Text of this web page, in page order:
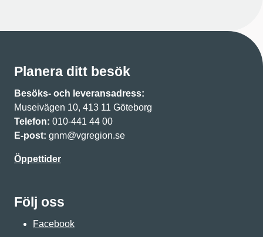
Planera ditt besök
Besöks- och leveransadress:
Museivägen 10, 413 11 Göteborg
Telefon: 010-441 44 00
E-post: gnm@vgregion.se
Öppettider
Följ oss
Facebook